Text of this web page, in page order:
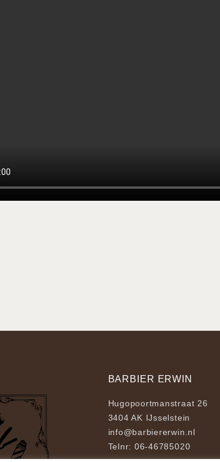
BARBIER ERWIN
Hugopoortmanstraat 26
3404 AK IJsselstein
info@barbiererwin.nl
Telnr: 06-46785020